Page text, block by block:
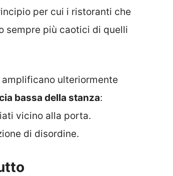
per cui i ristoranti che
sempre più caotici di quelli
ulteriormente
bassa della stanza:
vicino alla porta.
di disordine.